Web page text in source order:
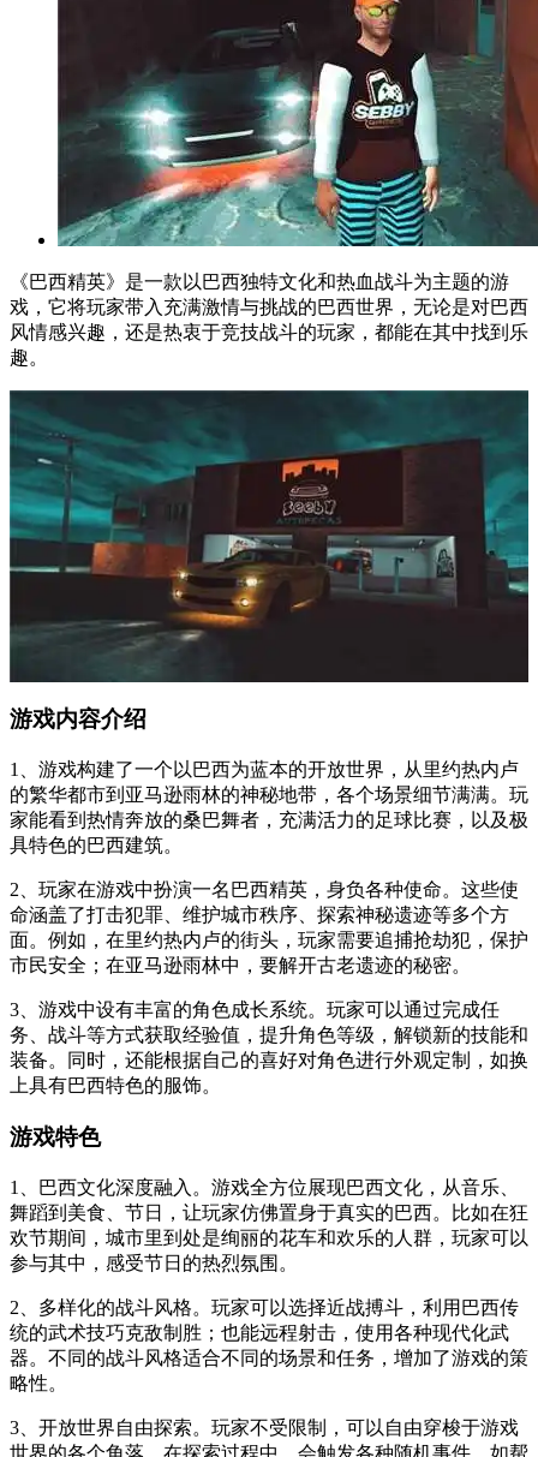
《巴西精英》是一款以巴西独特文化和热血战斗为主题的游
戏，它将玩家带入充满激情与挑战的巴西世界，无论是对巴西
风情感兴趣，还是热衷于竞技战斗的玩家，都能在其中找到乐
趣。
游戏内容介绍
1、游戏构建了一个以巴西为蓝本的开放世界，从里约热内卢
的繁华都市到亚马逊雨林的神秘地带，各个场景细节满满。玩
家能看到热情奔放的桑巴舞者，充满活力的足球比赛，以及极
具特色的巴西建筑。
2、玩家在游戏中扮演一名巴西精英，身负各种使命。这些使
命涵盖了打击犯罪、维护城市秩序、探索神秘遗迹等多个方
面。例如，在里约热内卢的街头，玩家需要追捕抢劫犯，保护
市民安全；在亚马逊雨林中，要解开古老遗迹的秘密。
3、游戏中设有丰富的角色成长系统。玩家可以通过完成任
务、战斗等方式获取经验值，提升角色等级，解锁新的技能和
装备。同时，还能根据自己的喜好对角色进行外观定制，如换
上具有巴西特色的服饰。
游戏特色
1、巴西文化深度融入。游戏全方位展现巴西文化，从音乐、
舞蹈到美食、节日，让玩家仿佛置身于真实的巴西。比如在狂
欢节期间，城市里到处是绚丽的花车和欢乐的人群，玩家可以
参与其中，感受节日的热烈氛围。
2、多样化的战斗风格。玩家可以选择近战搏斗，利用巴西传
统的武术技巧克敌制胜；也能远程射击，使用各种现代化武
器。不同的战斗风格适合不同的场景和任务，增加了游戏的策
略性。
3、开放世界自由探索。玩家不受限制，可以自由穿梭于游戏
世界的各个角落。在探索过程中，会触发各种随机事件，如帮